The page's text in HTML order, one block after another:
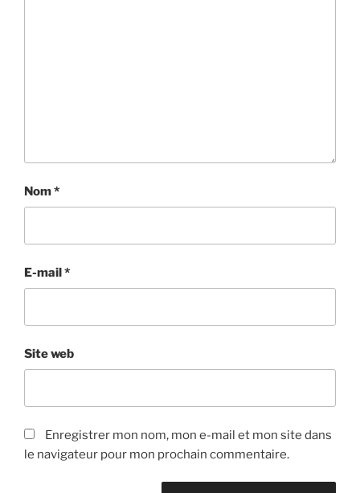
Nom*
E-mail*
Site web
Enregistrer mon nom, mon e-mail et mon site dans
le navigateur pour mon prochain commentaire.